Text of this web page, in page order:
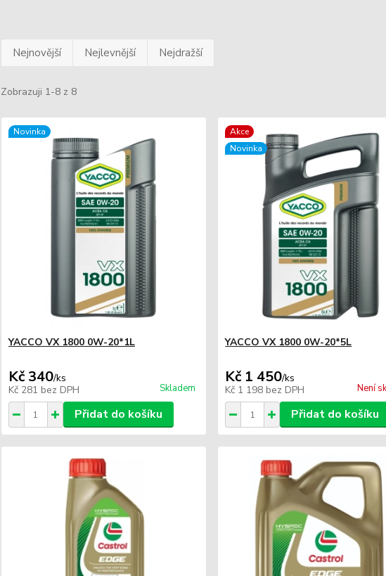
Nejnovější Nejlevnější Nejdražší
Zobrazuji 1-8 z 8
Novinka
YACCO VX 1800 0W-20*1L
Kč 340/ks
Kč 281 bez DPH Skladem
Přidat do košíku
Akce
Novinka
YACCO VX 1800 0W-20*5L
Kč 1 450/ks
Kč 1 198 bez DPH Není
Přidat do košíku